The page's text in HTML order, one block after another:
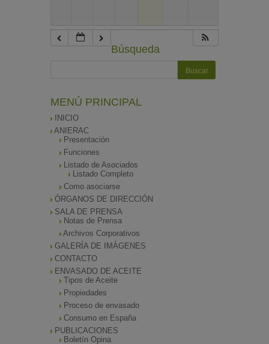
Búsqueda
MENÚ PRINCIPAL
INICIO
ANIERAC
Presentación
Funciones
Listado de Asociados
Listado Completo
Como asociarse
ÓRGANOS DE DIRECCIÓN
SALA DE PRENSA
Notas de Prensa
Archivos Corporativos
GALERÍA DE IMÁGENES
CONTACTO
ENVASADO DE ACEITE
Tipos de Aceite
Propiedades
Proceso de envasado
Consumo en España
PUBLICACIONES
Boletín Opina